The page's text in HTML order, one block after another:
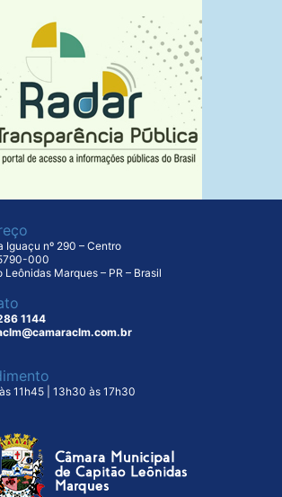
Iguaçu nº 290 – Centro
000
Leônidas Marques – PR – Brasil
1144
11h45 | 13h30 às 17h30